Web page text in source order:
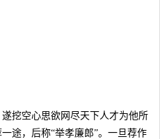
空心思欲网尽天下人才为他所
途，后称“举孝廉郎”。一旦荐作